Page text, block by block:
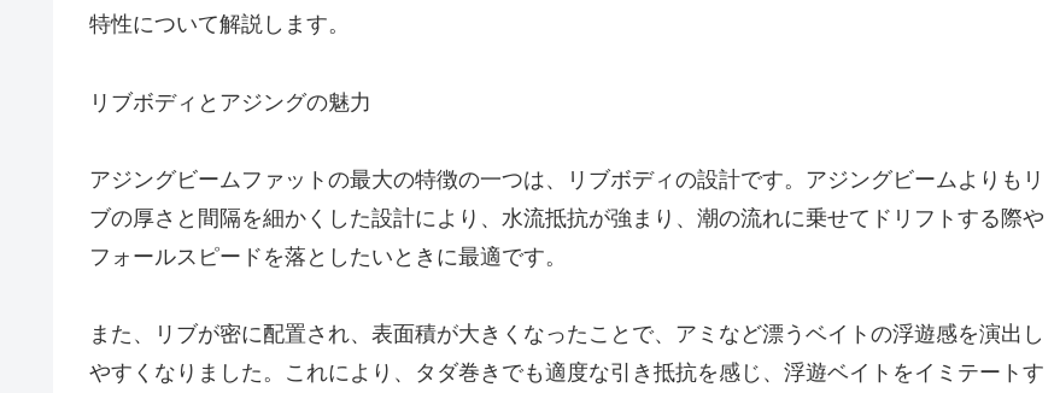
特性について解説します。
リブボディとアジングの魅力
アジングビームファットの最大の特徴の一つは、リブボディの設計です。アジングビームよりもリ
ブの厚さと間隔を細かくした設計により、水流抵抗が強まり、潮の流れに乗せてドリフトする際や
フォールスピードを落としたいときに最適です。
また、リブが密に配置され、表面積が大きくなったことで、アミなど漂うベイトの浮遊感を演出し
やすくなりました。これにより、タダ巻きでも適度な引き抵抗を感じ、浮遊ベイトをイミテートす